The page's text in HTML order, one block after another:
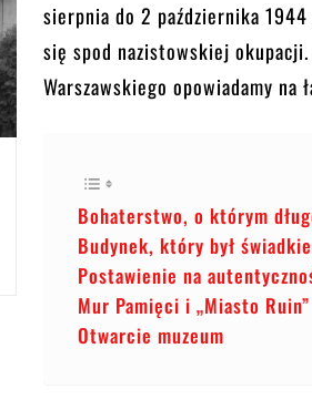
sierpnia do 2 października
się spod nazistowskiej
Warszawskiego opowiadamy na
Bohaterstwo, o którym
Budynek, który był
Postawienie na
Mur Pamięci i „Miasto Ruin”
Otwarcie muzeum